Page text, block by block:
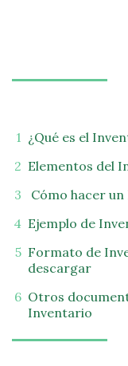
¿Qué es el
Elementos del
Cómo hacer
Ejemplo de
Formato de
descargar
Otros
Inventario